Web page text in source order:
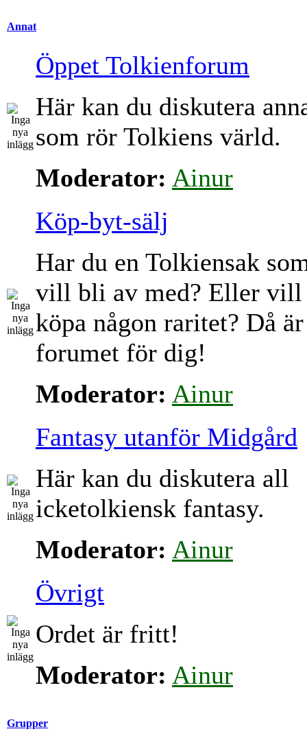
Annat
Öppet Tolkienforum
Här kan du diskutera
som rör Tolkiens värld.
Moderator: Ainur
Köp-byt-sälj
Har du en Tolkiensak
vill bli av med? Eller vill
köpa någon raritet? Då
forumet för dig!
Moderator: Ainur
Fantasy utanför Midgård
Här kan du diskutera all
icketolkiensk fantasy.
Moderator: Ainur
Övrigt
Ordet är fritt!
Moderator: Ainur
Grupper